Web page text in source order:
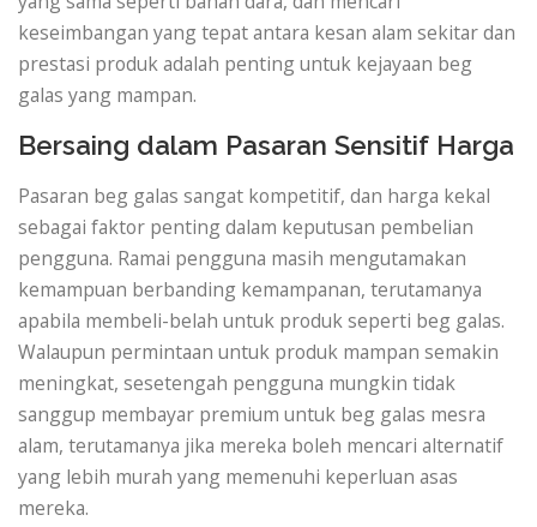
keseimbangan yang tepat antara kesan alam sekitar dan
prestasi produk adalah penting untuk kejayaan beg
galas yang mampan.
Bersaing dalam Pasaran Sensitif Harga
Pasaran beg galas sangat kompetitif, dan harga kekal
sebagai faktor penting dalam keputusan pembelian
pengguna. Ramai pengguna masih mengutamakan
kemampuan berbanding kemampanan, terutamanya
apabila membeli-belah untuk produk seperti beg galas.
Walaupun permintaan untuk produk mampan semakin
meningkat, sesetengah pengguna mungkin tidak
sanggup membayar premium untuk beg galas mesra
alam, terutamanya jika mereka boleh mencari alternatif
yang lebih murah yang memenuhi keperluan asas
mereka.